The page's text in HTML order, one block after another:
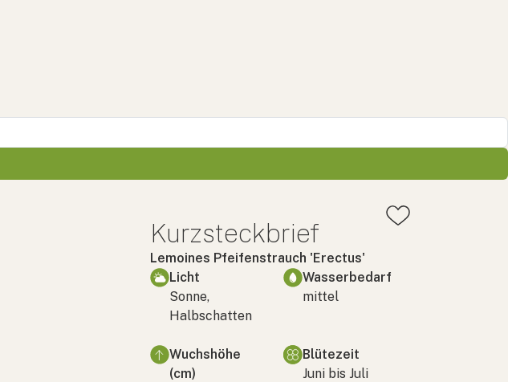
Kurzsteckbrief
Lemoines Pfeifenstrauch 'Erectus'
Licht
Sonne,
Halbschatten
Wasserbedarf
mittel
Wuchshöhe
(cm)
Blütezeit
Juni bis Juli